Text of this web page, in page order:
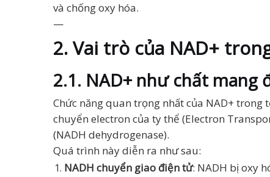
và chống oxy hóa.
—
2. Vai trò của NAD+
2.1. NAD+ như chất
Chức năng quan trọng nhất của NAD+
chuyển electron của ty thể (Electron
(NADH dehydrogenase).
Quá trình này diễn ra như sau:
NADH chuyển giao điện tử: NADH bị oxy